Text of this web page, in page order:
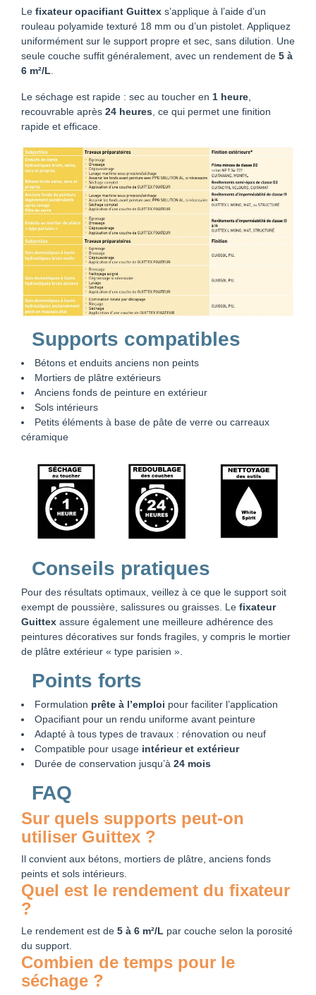
Le fixateur opacifiant Guittex s’applique à l’aide d’un
rouleau polyamide texturé 18 mm ou d’un pistolet. Appliquez
uniformément sur le support propre et sec, sans dilution. Une
seule couche suffit généralement, avec un rendement de 5 à
6 m²/L
Le séchage est rapide : sec au toucher en 1 heure
recouvrable après 24 heures , ce qui permet une finition
rapide et efficace.
Supports compatibles
Bétons et enduits anciens non peints
Mortiers de plâtre extérieurs
Anciens fonds de peinture en extérieur
Sols intérieurs
Petits éléments à base de pâte de verre ou carreaux
céramique
Conseils pratiques
Pour des résultats optimaux, veillez à ce que le support soit
exempt de poussière, salissures ou graisses. Le fixateur
Guittex assure également une meilleure adhérence des
peintures décoratives sur fonds fragiles, y compris le mortier
de plâtre extérieur « type parisien ».
Points forts
Formulation prête à l’emploi pour faciliter l’application
Opacifiant pour un rendu uniforme avant peinture
Adapté à tous types de travaux : rénovation ou neuf
Compatible pour usage intérieur et extérieur
Durée de conservation jusqu’à 24 mois
FAQ
Sur quels supports peut-on
utiliser Guittex ?
Il convient aux bétons, mortiers de plâtre, anciens fonds
peints et sols intérieurs.
Quel est le rendement du fixateur
?
Le rendement est de 5 à 6 m²/L par couche selon la porosité
du support.
Combien de temps pour le
séchage ?